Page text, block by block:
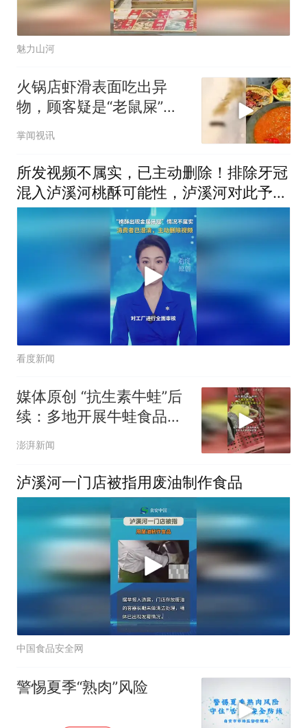
魅力山河
火锅店虾滑表面吃出异
物，顾客疑是“老鼠屎”，
门店负责人回应
掌闻视讯
所发视频不属实，已主动删除！排除牙冠
混入泸溪河桃酥可能性，泸溪河对此予以
谅解
看度新闻
媒体原创 “抗生素牛蛙”后
续：多地开展牛蛙食品安
全检查或专项行动
澎湃新闻
泸溪河一门店被指用废油制作食品
中国食品安全网
警惕夏季“熟肉”风险